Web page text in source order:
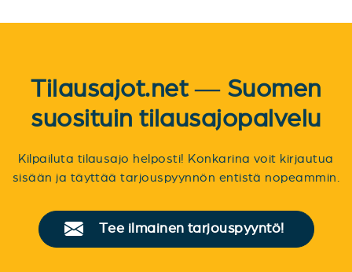
Tilausajot.net — Suomen
suosituin tilausajopalvelu
Kilpailuta tilausajo helposti! Konkarina voit kirjautua
sisään ja täyttää tarjouspyynnön entistä nopeammin.
Tee ilmainen tarjouspyyntö!